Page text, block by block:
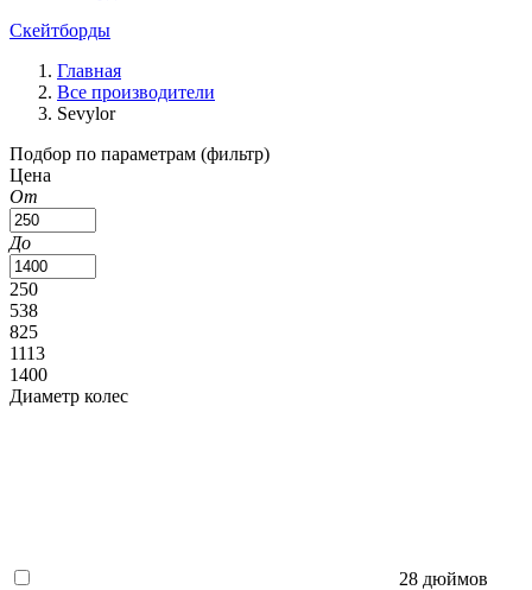
Скейтборды
Главная
Все производители
Sevylor
Подбор по параметрам (фильтр)
Цена
От
До
250
538
825
1113
1400
Диаметр колес
28 дюймов